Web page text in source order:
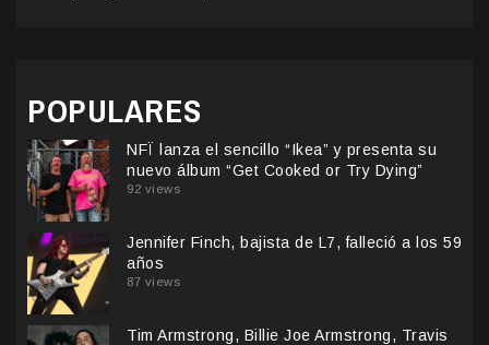
POPULARES
NFÏ lanza el sencillo “Ikea” y presenta su
nuevo álbum “Get Cooked or Try Dying”
92 views
Jennifer Finch, bajista de L7, falleció a los 59
años
87 views
Tim Armstrong, Billie Joe Armstrong, Travis